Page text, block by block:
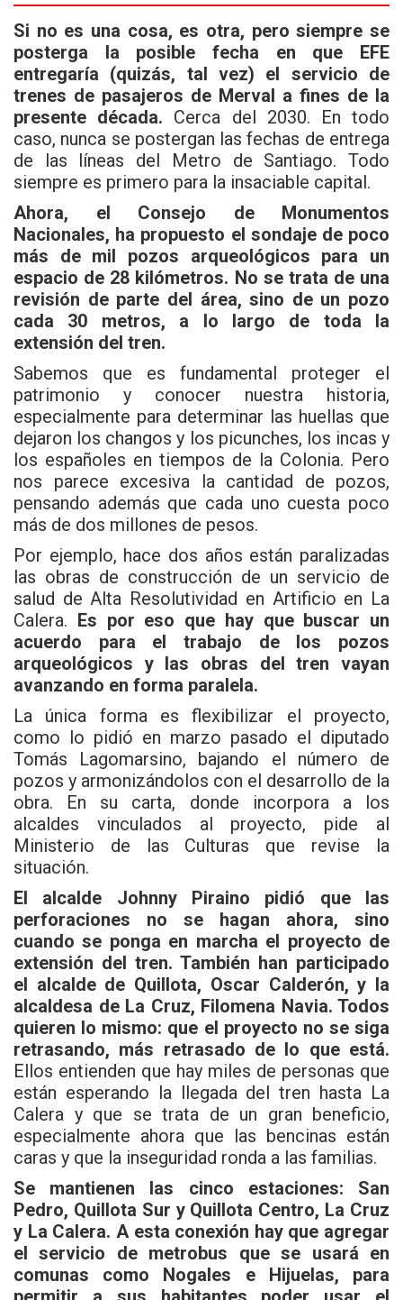
o
o
k
A
p
p
Si no es una cosa, es otra, pero siempre se
posterga la posible fecha en que EFE
entregaría (quizás, tal vez) el servicio de
trenes de pasajeros de Merval a fines de la
presente década. Cerca del 2030. En todo
caso, nunca se postergan las fechas de entrega
de las líneas del Metro de Santiago. Todo
siempre es primero para la insaciable capital.
Ahora, el Consejo de Monumentos
Nacionales, ha propuesto el sondaje de poco
más de mil pozos arqueológicos para un
espacio de 28 kilómetros. No se trata de una
revisión de parte del área, sino de un pozo
cada 30 metros, a lo largo de toda la
extensión del tren.
Sabemos que es fundamental proteger el
patrimonio y conocer nuestra historia,
especialmente para determinar las huellas que
dejaron los changos y los picunches, los incas y
los españoles en tiempos de la Colonia. Pero
nos parece excesiva la cantidad de pozos,
pensando además que cada uno cuesta poco
más de dos millones de pesos.
Por ejemplo, hace dos años están paralizadas
las obras de construcción de un servicio de
salud de Alta Resolutividad en Artificio en La
Calera. Es por eso que hay que buscar un
acuerdo para el trabajo de los pozos
arqueológicos y las obras del tren vayan
avanzando en forma paralela.
La única forma es flexibilizar el proyecto,
como lo pidió en marzo pasado el diputado
Tomás Lagomarsino, bajando el número de
pozos y armonizándolos con el desarrollo de la
obra. En su carta, donde incorpora a los
alcaldes vinculados al proyecto, pide al
Ministerio de las Culturas que revise la
situación.
El alcalde Johnny Piraino pidió que las
perforaciones no se hagan ahora, sino
cuando se ponga en marcha el proyecto de
extensión del tren. También han participado
el alcalde de Quillota, Oscar Calderón, y la
alcaldesa de La Cruz, Filomena Navia. Todos
quieren lo mismo: que el proyecto no se siga
retrasando, más retrasado de lo que está.
Ellos entienden que hay miles de personas que
están esperando la llegada del tren hasta La
Calera y que se trata de un gran beneficio,
especialmente ahora que las bencinas están
caras y que la inseguridad ronda a las familias.
Se mantienen las cinco estaciones: San
Pedro, Quillota Sur y Quillota Centro, La Cruz
y La Calera. A esta conexión hay que agregar
el servicio de metrobus que se usará en
comunas como Nogales e Hijuelas, para